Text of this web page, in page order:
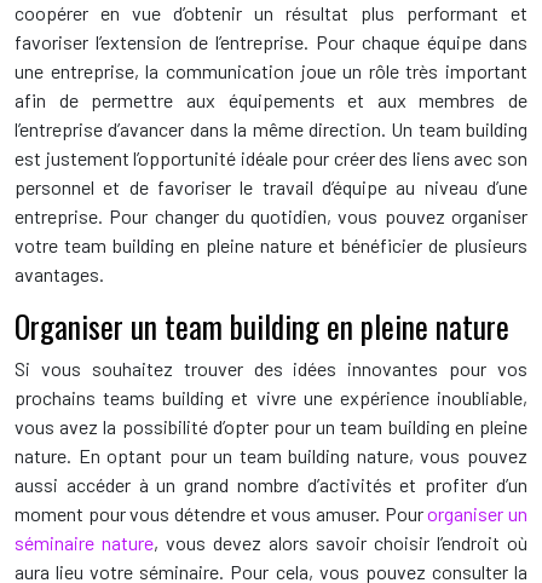
coopérer en vue d’obtenir un résultat plus performant et
favoriser l’extension de l’entreprise. Pour chaque équipe dans
une entreprise, la communication joue un rôle très important
afin de permettre aux équipements et aux membres de
l’entreprise d’avancer dans la même direction. Un team building
est justement l’opportunité idéale pour créer des liens avec son
personnel et de favoriser le travail d’équipe au niveau d’une
entreprise. Pour changer du quotidien, vous pouvez organiser
votre team building en pleine nature et bénéficier de plusieurs
avantages.
Organiser un team building en pleine nature
Si vous souhaitez trouver des idées innovantes pour vos
prochains teams building et vivre une expérience inoubliable,
vous avez la possibilité d’opter pour un team building en pleine
nature. En optant pour un team building nature, vous pouvez
aussi accéder à un grand nombre d’activités et profiter d’un
moment pour vous détendre et vous amuser. Pourorganiser un
séminaire nature, vous devez alors savoir choisir l’endroit où
aura lieu votre séminaire. Pour cela, vous pouvez consulter la